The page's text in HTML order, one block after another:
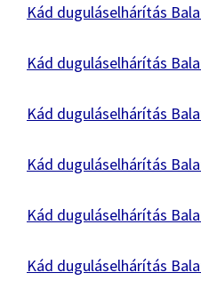
Kád duguláselhárítás
Kád duguláselhárítás
Kád duguláselhárítás
Kád duguláselhárítás
Kád duguláselhárítás
Kád duguláselhárítás